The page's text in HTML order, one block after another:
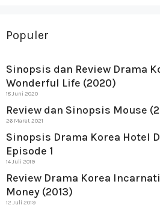
Populer
Sinopsis dan Review Drama
Wonderful Life (2020)
18 Juni 2020
Review dan Sinopsis Mouse
26 Maret 2021
Sinopsis Drama Korea Hotel
Episode 1
14 Juli 2019
Review Drama Korea
Money (2013)
12 Juli 2019